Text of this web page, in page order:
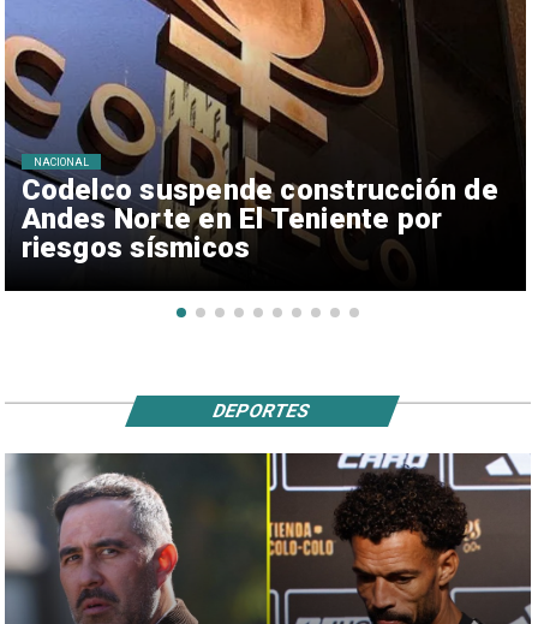
Codelco suspende construcción de
Andes Norte en El Teniente por
riesgos sísmicos
NACIONAL
DEPORTES